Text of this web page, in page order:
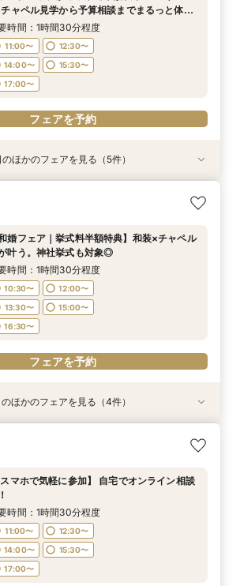
15:00〜 17:00〜
フェアを予約
14:00〜
15:30〜
17:00〜
フェアを予約
11:00〜
12:30〜
14:00〜
15:30〜
17:00〜
フェアを予約
13:30〜
15:00〜
16:30〜
フェアを予約
ャペル見学から予算相談までまるっと体験
フェア
時間：1時間30分程度
11:00〜
12:30〜
14:00〜
15:30〜
17:00〜
フェアを予約
挙式＋会食が5万円OFF！】費用を抑えて叶え
11:00〜
13:00〜
15:00〜
17:00〜
フェアを予約
期間限定】50％OFF★チャペルフォトキャン
11:00〜
12:30〜
14:00〜
15:30〜
17:00〜
フェアを予約
スマホで気軽に参加】 自宅でオンライン相談
11:00〜
12:30〜
14:00〜
15:30〜
17:00〜
フェアを予約
11:00〜
12:30〜
14:00〜
15:30〜
17:00〜
フェアを予約
和婚フェア｜挙式料半額特典】和装×チャペル
10:30〜
12:00〜
13:30〜
15:00〜
16:30〜
フェアを予約
のほかのフェアを見る（5件）
和婚フェア｜挙式料半額特典】和装×チャペル
叶う。神社挙式も対象◎
時間：1時間30分程度
10:30〜
12:00〜
13:30〜
15:00〜
16:30〜
フェアを予約
挙式＋会食が5万円OFF！】費用を抑えて叶え
15:00〜
17:00〜
フェアを予約
期間限定】50％OFF★チャペルフォトキャン
14:00〜
15:30〜
17:00〜
フェアを予約
11:00〜
12:30〜
17:00〜
フェアを予約
結婚式の費用がぐっとお得】挙式料＋撮影＋衣
フェア
要時間：1時間30分程度
14:00〜
15:30〜
17:00〜
フェアを予約
ほかのフェアを見る（4件）
スマホで気軽に参加】 自宅でオンライン相談
時間：1時間30分程度
11:00〜
12:30〜
14:00〜
15:30〜
17:00〜